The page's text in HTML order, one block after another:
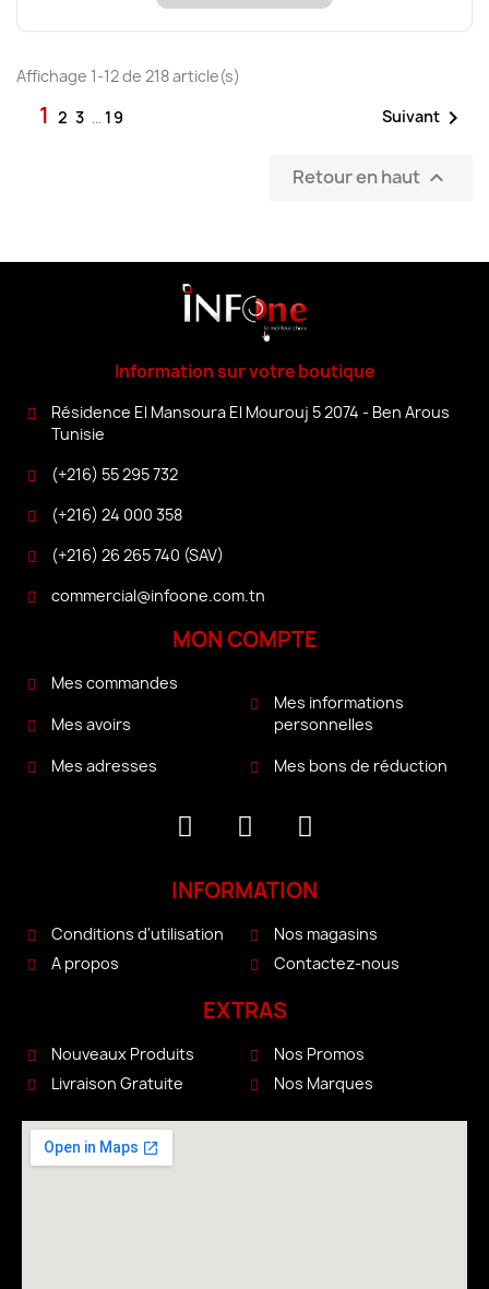
Affichage 1-12 de 218 article(s)
1 2 3 … 19 Suivant 
Retour en haut 
Information sur votre boutique
Résidence El Mansoura El Mourouj 5 2074 - Ben Arous
Tunisie
(+216) 55 295 732
(+216) 24 000 358
(+216) 26 265 740 (SAV)
commercial@infoone.com.tn
MON COMPTE
Mes commandes
Mes avoirs
Mes adresses
Mes informations
personnelles
Mes bons de réduction
INFORMATION
Conditions d'utilisation
A propos
Nos magasins
Contactez-nous
EXTRAS
Nouveaux Produits
Livraison Gratuite
Nos Promos
Nos Marques